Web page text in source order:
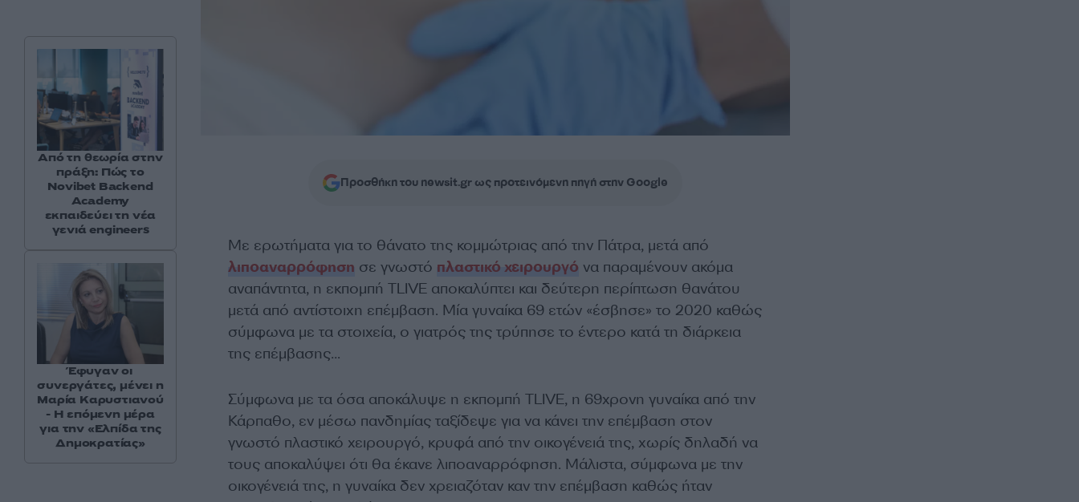
Προσθήκη του newsit.gr ως προτεινόμενη πηγή στην Google
Με ερωτήματα για το θάνατο της κομμώτριας από την Πάτρα, μετά από
λιποαναρρόφηση σε γνωστό πλαστικό χειρουργό να παραμένουν ακόμα
αναπάντητα, η εκπομπή TLIVE αποκαλύπτει και δεύτερη περίπτωση θανάτου
μετά από αντίστοιχη επέμβαση. Μία γυναίκα 69 ετών «έσβησε» το 2020 καθώς
σύμφωνα με τα στοιχεία, ο γιατρός της τρύπησε το έντερο κατά τη διάρκεια
της επέμβασης…
Σύμφωνα με τα όσα αποκάλυψε η εκπομπή TLIVE, η 69χρονη γυναίκα από την
Κάρπαθο, εν μέσω πανδημίας ταξίδεψε για να κάνει την επέμβαση στον
γνωστό πλαστικό χειρουργό, κρυφά από την οικογένειά της, χωρίς δηλαδή να
τους αποκαλύψει ότι θα έκανε λιποαναρρόφηση. Μάλιστα, σύμφωνα με την
οικογένειά της, η γυναίκα δεν χρειαζόταν καν την επέμβαση καθώς ήταν
Από τη θεωρία στην
πράξη: Πώς το
Novibet Backend
Academy
εκπαιδεύει τη νέα
γενιά engineers
Έφυγαν οι
συνεργάτες, μένει η
Μαρία Καρυστιανού
- Η επόμενη μέρα
για την «Ελπίδα της
Δημοκρατίας»